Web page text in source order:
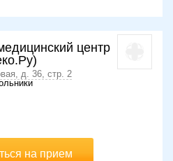
центр
д. 36, стр. 2
на прием